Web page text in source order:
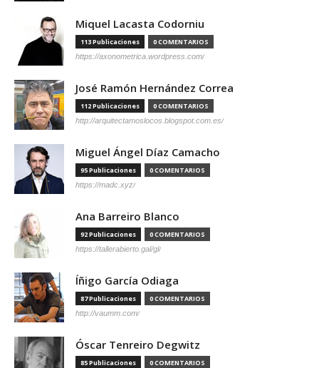
Miquel Lacasta Codorniu
113 Publicaciones 0 COMENTARIOS
https://axonometrica.wordpress.com/
José Ramón Hernández Correa
112 Publicaciones 0 COMENTARIOS
http://arquitectamoslocos.blogspot.com.es/
Miguel Ángel Díaz Camacho
95 Publicaciones 0 COMENTARIOS
https://madc.xyz/
Ana Barreiro Blanco
92 Publicaciones 0 COMENTARIOS
https://tallerabierto.gal/gl/
Íñigo García Odiaga
87 Publicaciones 0 COMENTARIOS
http://vaumm.com/
Óscar Tenreiro Degwitz
85 Publicaciones 0 COMENTARIOS